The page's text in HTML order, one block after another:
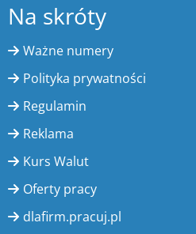
Na skróty
Ważne numery
Polityka prywatności
Regulamin
Reklama
Kurs Walut
Oferty pracy
dlafirm.pracuj.pl